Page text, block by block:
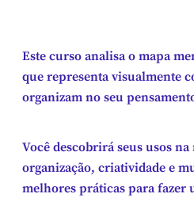
Este curso analisa o mapa
que representa visualmente
organizam no seu
Você descobrirá seus usos
organização, criatividade e
melhores práticas para fazer